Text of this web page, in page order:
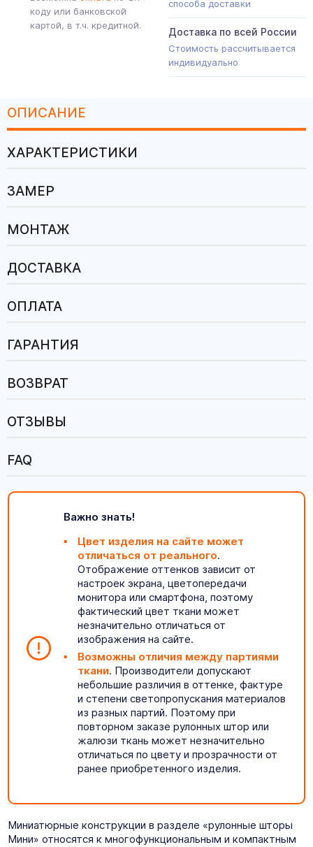
коду или банковской
картой, в т.ч. кредитной.
способа доставки
Доставка по всей России
Стоимость рассчитывается
индивидуально
ОПИСАНИЕ
ХАРАКТЕРИСТИКИ
ЗАМЕР
МОНТАЖ
ДОСТАВКА
ОПЛАТА
ГАРАНТИЯ
ВОЗВРАТ
ОТЗЫВЫ
FAQ
Важно знать!
Цвет изделия на сайте может
отличаться от реального.
Отображение оттенков зависит от
настроек экрана, цветопередачи
монитора или смартфона, поэтому
фактический цвет ткани может
незначительно отличаться от
изображения на сайте.
Возможны отличия между партиями
ткани. Производители допускают
небольшие различия в оттенке, фактуре
и степени светопропускания материалов
из разных партий. Поэтому при
повторном заказе рулонных штор или
жалюзи ткань может незначительно
отличаться по цвету и прозрачности от
ранее приобретенного изделия.
Миниатюрные конструкции в разделе «рулонные шторы
Мини» относятся к многофункциональным и компактным